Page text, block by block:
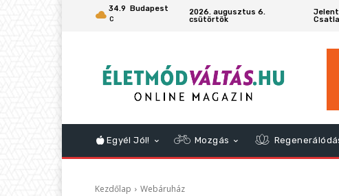
34.9
C
Budapest
2026. augusztus 6.
csütörtök
Egyél Jól! Mozgás
Kezdőlap Webáruház